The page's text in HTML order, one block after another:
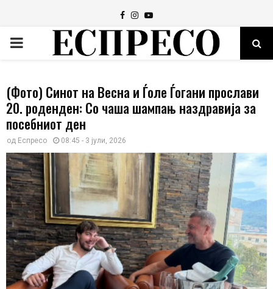
Facebook
Instagram
Youtube
PRIMARY
(Фото) Синот на Весна и Ѓоле Ѓогани прослави
20. роденден: Со чаша шампањ наздравија за
посебниот ден
од Еспресо 08:45 - 3 јули, 2026